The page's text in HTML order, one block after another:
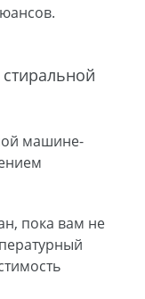
машине-
пока вам не